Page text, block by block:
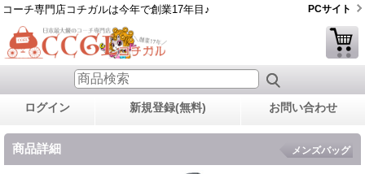
コーチ専門店コチガルは今年で創業17年目♪ PCサイト
ログイン 新規登録(無料) お問い合わせ
商品詳細 メンズバッグ